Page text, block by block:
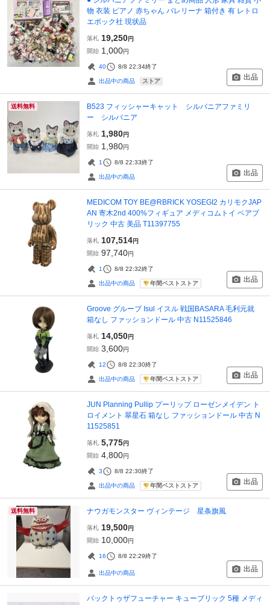
物 衣装 ピアノ 赤ちゃん バレリーナ 箱付き 有 レトロ
エポック社 現状品
落札 19,250円
開始 1,000円
40 8/8 22:34終了
出品中の商品 ストア 出品
送料無料
B523 フィッシャーキャット シルバニアファミリ
ー シルバニア
落札 1,980円
開始 1,980円
1 8/8 22:33終了
出品中の商品 出品
MEDICOM TOY BE@RBRICK YOSEGI2 カリモクJAP
AN 寄木2nd 400%フィギュア メディコムトイ ベアブ
リック 中古 美品 T11397755
落札 107,514円
開始 97,740円
1 8/8 22:32終了
出品中の商品 年間ベストストア 出品
Groove グルーブ Isul イスル 戦国BASARA 毛利元就
箱なし ファッションドール 中古 N11525846
落札 14,050円
開始 3,600円
12 8/8 22:30終了
出品中の商品 年間ベストストア 出品
JUN Planning Pullip プーリップ ローゼンメイデン ト
ロイメント 翠星石 箱なし ファッションドール 中古 N
11525851
落札 5,775円
開始 4,800円
3 8/8 22:30終了
出品中の商品 年間ベストストア 出品
送料無料 ナウガモンスター ヴィンテージ 星条旗風
落札 19,500円
開始 10,000円
16 8/8 22:29終了
出品中の商品 出品
バックトゥザフューチャー キューブリック 5種 メディ